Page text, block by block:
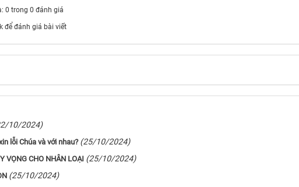
0 trong 0 đánh giá
để đánh giá bài viết
10/2024)
lỗi Chúa và với nhau? (25/10/2024)
VỌNG CHO NHÂN LOẠI (25/10/2024)
(25/10/2024)